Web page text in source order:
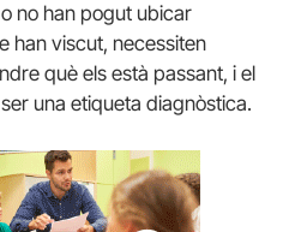
no han pogut ubicar
han viscut, necessiten
què els està passant, i el
una etiqueta diagnòstica.